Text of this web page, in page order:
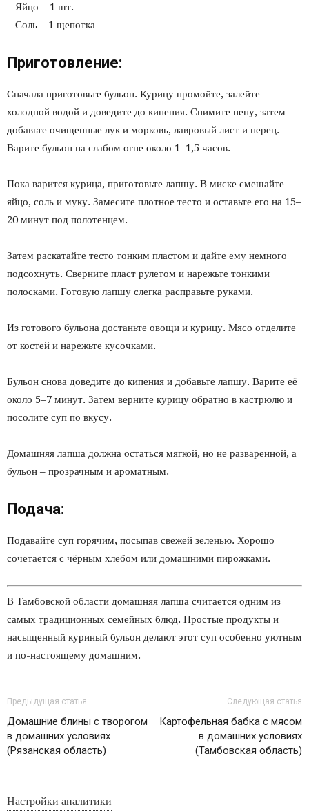
– Яйцо – 1 шт.
– Соль – 1 щепотка
Приготовление:
Сначала приготовьте бульон. Курицу промойте, залейте
холодной водой и доведите до кипения. Снимите пену, затем
добавьте очищенные лук и морковь, лавровый лист и перец.
Варите бульон на слабом огне около 1–1,5 часов.
Пока варится курица, приготовьте лапшу. В миске смешайте
яйцо, соль и муку. Замесите плотное тесто и оставьте его на 15–
20 минут под полотенцем.
Затем раскатайте тесто тонким пластом и дайте ему немного
подсохнуть. Сверните пласт рулетом и нарежьте тонкими
полосками. Готовую лапшу слегка расправьте руками.
Из готового бульона достаньте овощи и курицу. Мясо отделите
от костей и нарежьте кусочками.
Бульон снова доведите до кипения и добавьте лапшу. Варите её
около 5–7 минут. Затем верните курицу обратно в кастрюлю и
посолите суп по вкусу.
Домашняя лапша должна остаться мягкой, но не разваренной, а
бульон – прозрачным и ароматным.
Подача:
Подавайте суп горячим, посыпав свежей зеленью. Хорошо
сочетается с чёрным хлебом или домашними пирожками.
В Тамбовской области домашняя лапша считается одним из
самых традиционных семейных блюд. Простые продукты и
насыщенный куриный бульон делают этот суп особенно уютным
и по-настоящему домашним.
Предыдущая статья
Домашние блины с творогом
в домашних условиях
(Рязанская область)
Следующая статья
Картофельная бабка с мясом
в домашних условиях
(Тамбовская область)
Настройки аналитики